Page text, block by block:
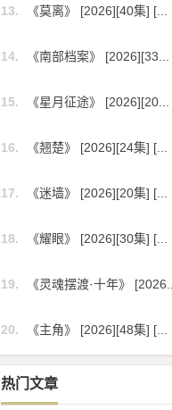
13.
《莫离》 [2026][40集] [...
14.
《南部档案》 [2026][33...
15.
《星月征途》 [2026][20...
16.
《翘楚》 [2026][24集] [...
17.
《迷墙》 [2026][20集] [...
18.
《耀眼》 [2026][30集] [...
19.
《灵魂摆渡·十年》 [2026...
20.
《主角》 [2026][48集] [...
热门文章